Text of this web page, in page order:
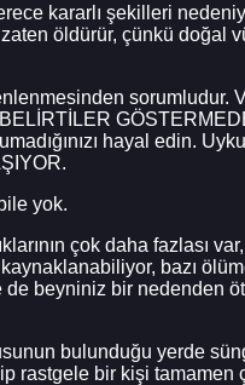
kararlı şekilleri
öldürür, çünkü doğal
sorumludur.
hayal edin.
yok.
çok daha fazlası
bazı
beyniniz bir nedenden
bulunduğu yerde
rastgele bir kişi tamamen